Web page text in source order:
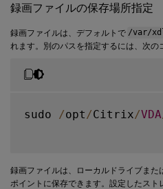
録画ファイルの保存場所指定
録画ファイルは、デフォルトで /var/
れます。別のパスを指定するには、次の
sudo /opt /Citrix/VDA
録画ファイルは、ローカルドライブまた
ポイントに保存できます。設定したス